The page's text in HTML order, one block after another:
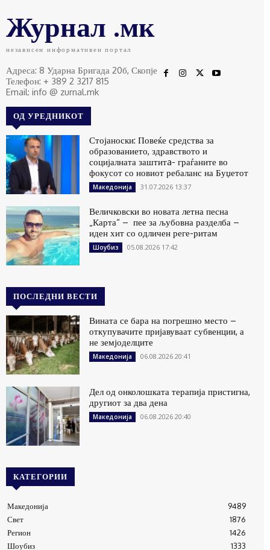
Журнал .мк
независен информативен портал
Адреса: 8 Ударна Бригада 20б, Скопје
Телефон: + 389 2 3217 815
Email: info @ zurnal.mk
ОД УРЕДНИКОТ
Стојаноски: Повеќе средства за
образованието, здравството и
социјалната заштитa- граѓаните во
фокусот со новиот ребаланс на Буџетот
Македонија 31.07.2026 13:37
Величковски во новата летна песна
„Карта“ – пее за љубовна разделба –
иден хит со одличен реге-ритам
Шоубиз 05.08.2026 17:42
ПОСЛЕДНИ ВЕСТИ
Вината се бара на погрешно место –
откупувачите пријавуваат субвенции, а
не земјоделците
Македонија 06.08.2026 20:41
Дел од онколошката терапија пристигна,
другиот за два дена
Македонија 06.08.2026 20:40
КАТЕГОРИИ
Македонија
9489
Свет
1876
Регион
1426
Шоубиз
1333